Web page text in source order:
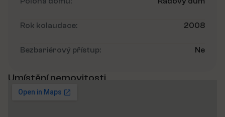
Rok kolaudace: 2008
Bezbariérový přístup: Ne
Umístění nemovitosti